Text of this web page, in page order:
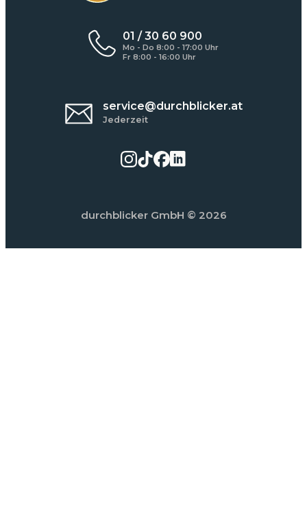
01 / 30 60 900
Mo - Do 8:00 - 17:00 Uhr
Fr 8:00 - 16:00 Uhr
service@durchblicker.at
Jederzeit
durchblicker GmbH © 2026